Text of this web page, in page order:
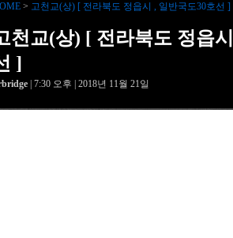
> 고천교(상) [ 전라북도 정읍시 , 일반국도30호선 ]
천교(상) [ 전라북도 정읍
]
| 7:30 오후 | 2018년 11월 21일